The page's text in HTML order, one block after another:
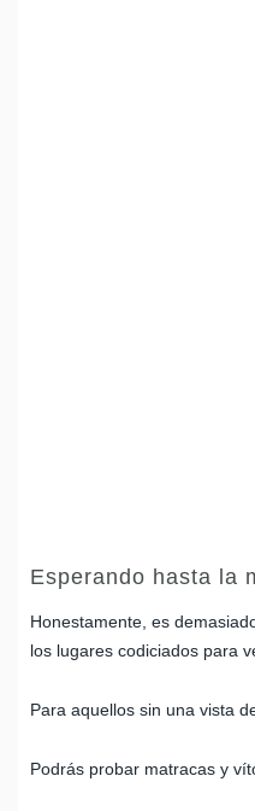
Esperando hasta la
Honestamente, es
los lugares codiciados para
Para aquellos sin una vista
Podrás probar matracas y